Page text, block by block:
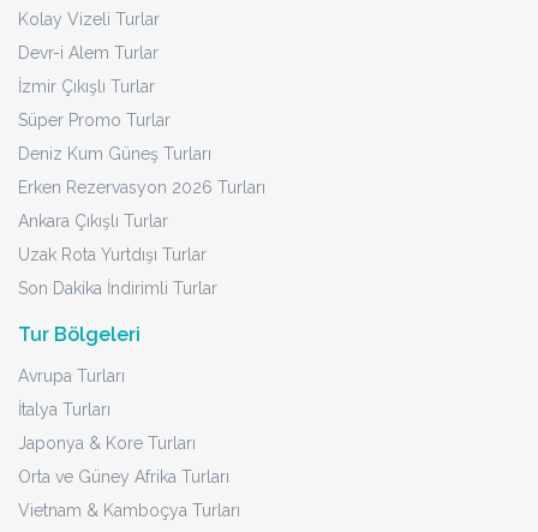
Kolay Vizeli Turlar
Devr-i Alem Turlar
İzmir Çıkışlı Turlar
Süper Promo Turlar
Deniz Kum Güneş Turları
Erken Rezervasyon 2026 Turları
Ankara Çıkışlı Turlar
Uzak Rota Yurtdışı Turlar
Son Dakika İndirimli Turlar
Tur Bölgeleri
Avrupa Turları
İtalya Turları
Japonya & Kore Turları
Orta ve Güney Afrika Turları
Vietnam & Kamboçya Turları